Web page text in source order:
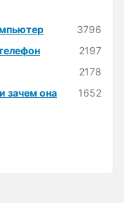
3796
2197
2178
зачем она
1652